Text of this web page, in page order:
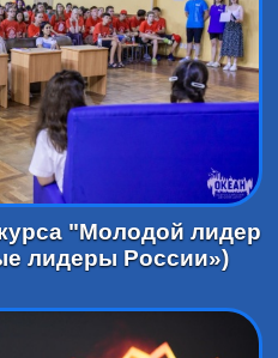
"Молодой лидер
лидеры России»)